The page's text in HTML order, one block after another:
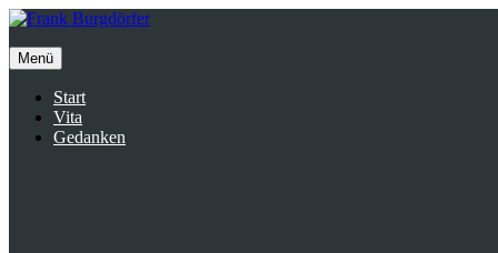
Inhalte
Menü
Start
Vita
Gedanken